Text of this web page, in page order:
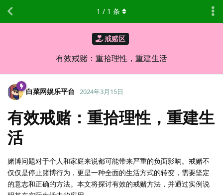
戒赌区
有效戒赌：重拾理性，重建生活
1 / 1 条
白菜网娱乐平台 2024年3月15日
有效戒赌：重拾理性，重建生
活
赌博问题对于个人和家庭来说都可能带来严重的负面影响。戒赌不
仅仅是停止赌博行为，更是一种全面的生活方式的转变，需要坚定
的意志和正确的方法。本文将探讨有效的戒赌方法，并通过实例说